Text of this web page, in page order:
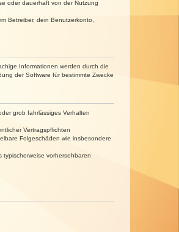
oder dauerhaft von der Nutzung
Betreiber, dein Benutzerkonto,
Informationen werden durch die
der Software für bestimmte Zwecke
grob fahrlässiges Verhalten
Vertragspflichten
Folgeschäden wie insbesondere
vorhersehbaren